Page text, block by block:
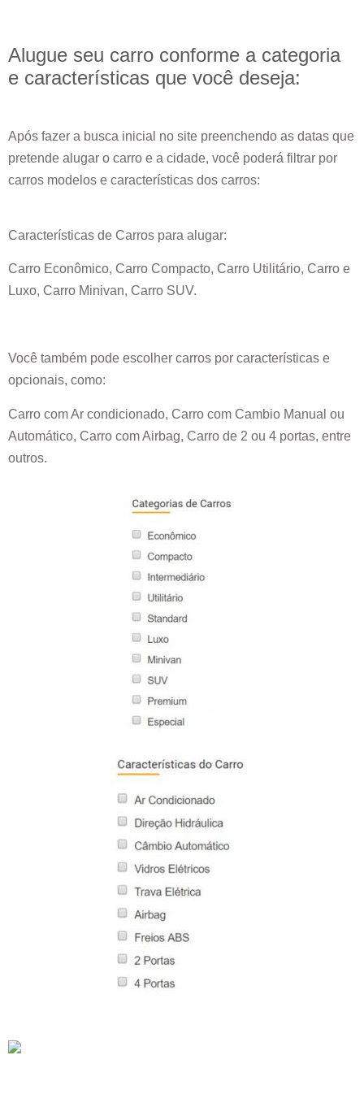
Alugue seu carro conforme a categoria
e características que você deseja:
Após fazer a busca inicial no site preenchendo as datas que
pretende alugar o carro e a cidade, você poderá filtrar por
carros modelos e características dos carros:
Características de Carros para alugar:
Carro Econômico, Carro Compacto, Carro Utilitário, Carro e
Luxo, Carro Minivan, Carro SUV.
Você também pode escolher carros por características e
opcionais, como:
Carro com Ar condicionado, Carro com Cambio Manual ou
Automático, Carro com Airbag, Carro de 2 ou 4 portas, entre
outros.